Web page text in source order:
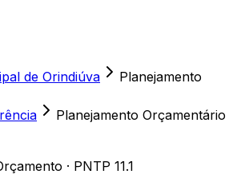
de Orindiúva
Planejamento
Planejamento Orçamentário
· PNTP 11.1